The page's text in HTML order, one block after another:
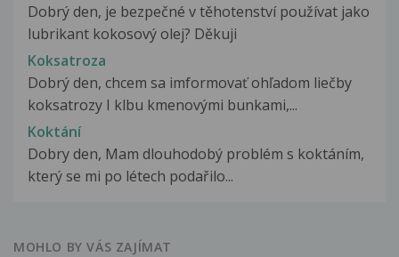
Dobrý den, je bezpečné v těhotenství používat jako
lubrikant kokosový olej? Děkuji
Koksatroza
Dobrý den, chcem sa imformovať ohľadom liečby
koksatrozy I klbu kmenovými bunkami,...
Koktání
Dobry den, Mam dlouhodobý problém s koktáním,
který se mi po létech podařilo...
MOHLO BY VÁS ZAJÍMAT